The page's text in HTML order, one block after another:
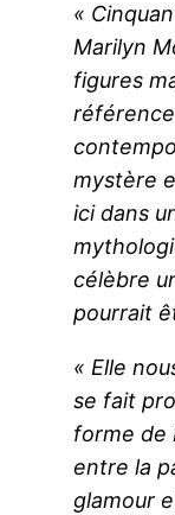
«
Marilyn
figures
mystère
ici dans
célèbre
pourrait
« Elle
se fait
forme de
entre la
glamour